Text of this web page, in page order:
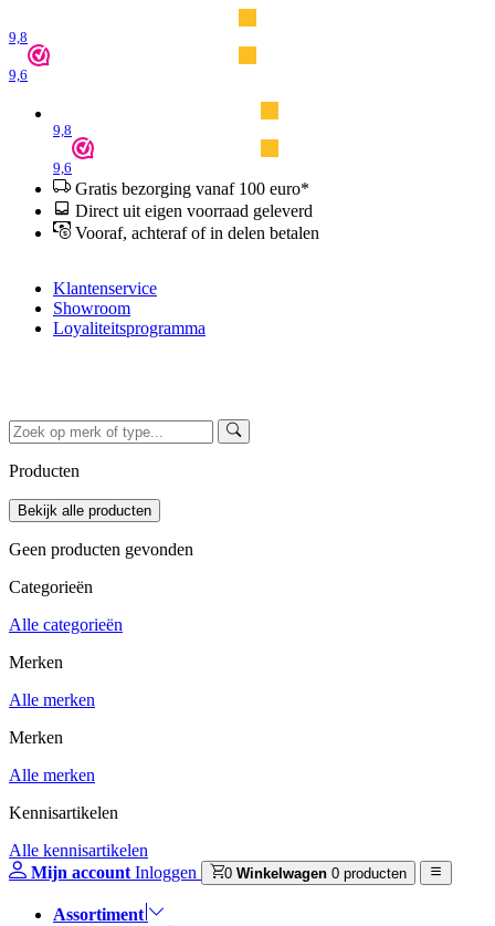
9,8
9,6
9,8
9,6
Gratis bezorging vanaf 100 euro*
Direct uit eigen voorraad geleverd
Vooraf, achteraf of in delen betalen
Klantenservice
Showroom
Loyaliteitsprogramma
Producten
Geen producten gevonden
Categorieën
Alle categorieën
Merken
Alle merken
Merken
Alle merken
Kennisartikelen
Alle kennisartikelen
Mijn account Inloggen 0 Winkelwagen 0 producten
Assortiment